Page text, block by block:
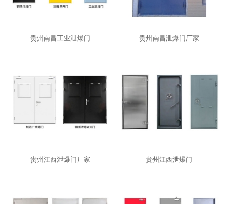
贵州南昌工业泄爆门 贵州南昌泄爆门厂家
贵州江西泄爆门厂家 贵州江西泄爆门